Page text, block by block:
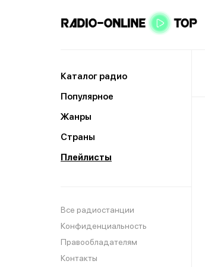
Каталог радио
Популярное
Жанры
Страны
Плейлисты
Все радиостанции
Конфиденциальность
Правообладателям
Контакты